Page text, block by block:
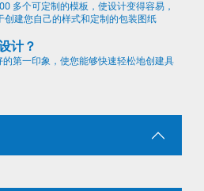
多个可定制的模板，使设计变得容易，
创建您自己的样式和定制的包装图纸
计？
的第一印象，使您能够快速轻松地创建具